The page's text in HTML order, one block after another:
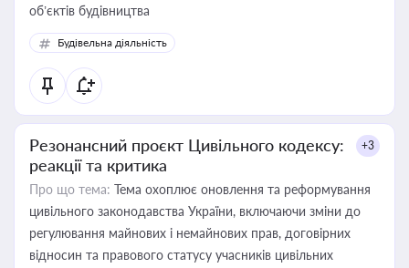
об’єктів будівництва
Будівельна діяльність
Резонансний проєкт Цивільного кодексу:
реакції та критика
+3
Про що тема: Тема охоплює оновлення та реформування
цивільного законодавства України, включаючи зміни до
регулювання майнових і немайнових прав, договірних
відносин та правового статусу учасників цивільних